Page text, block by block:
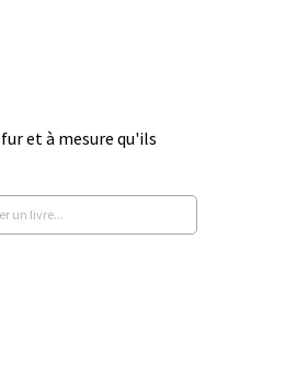
et à mesure qu'ils